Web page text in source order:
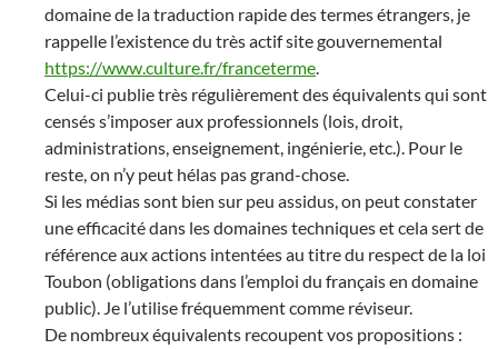
domaine de la traduction rapide des termes étrangers, je
rappelle l’existence du très actif site gouvernemental
https://www.culture.fr/franceterme.
Celui-ci publie très régulièrement des équivalents qui sont
censés s’imposer aux professionnels (lois, droit,
administrations, enseignement, ingénierie, etc.). Pour le
reste, on n’y peut hélas pas grand-chose.
Si les médias sont bien sur peu assidus, on peut constater
une efficacité dans les domaines techniques et cela sert de
référence aux actions intentées au titre du respect de la loi
Toubon (obligations dans l’emploi du français en domaine
public). Je l’utilise fréquemment comme réviseur.
De nombreux équivalents recoupent vos propositions :